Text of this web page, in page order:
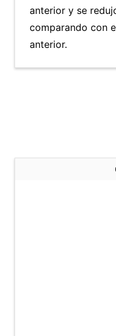
anterior y se
comparando con
anterior.